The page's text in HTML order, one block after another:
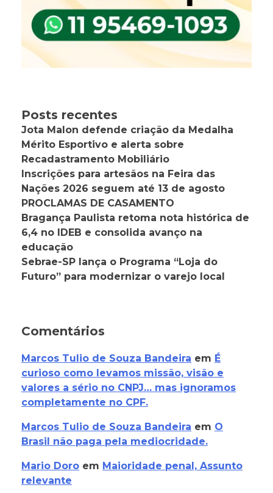
Posts recentes
Jota Malon defende criação da Medalha
Mérito Esportivo e alerta sobre
Recadastramento Mobiliário
Inscrições para artesãos na Feira das
Nações 2026 seguem até 13 de agosto
PROCLAMAS DE CASAMENTO
Bragança Paulista retoma nota histórica de
6,4 no IDEB e consolida avanço na
educação
Sebrae-SP lança o Programa “Loja do
Futuro” para modernizar o varejo local
Comentários
Marcos Tulio de Souza Bandeira em É
curioso como levamos missão, visão e
valores a sério no CNPJ… mas ignoramos
completamente no CPF.
Marcos Tulio de Souza Bandeira em O
Brasil não paga pela mediocridade.
Mario Doro em Maioridade penal, Assunto
relevante